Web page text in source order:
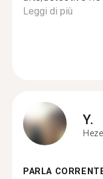
Leggi di più
Y.
Heze
PARLA